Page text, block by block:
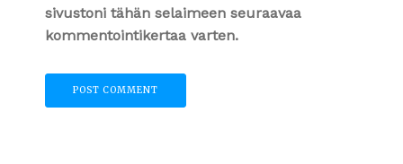
sivustoni tähän selaimeen seuraavaa
kommentointikertaa varten.